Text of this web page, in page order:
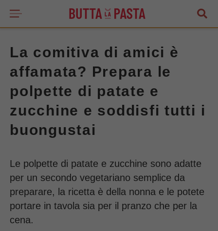
La comitiva di amici è
affamata? Prepara le
polpette di patate e
zucchine e soddisfi tutti i
buongustai
Le polpette di patate e zucchine sono adatte
per un secondo vegetariano semplice da
preparare, la ricetta è della nonna e le potete
portare in tavola sia per il pranzo che per la
cena.